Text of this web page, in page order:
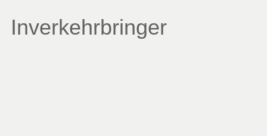
Inverkehrbringer